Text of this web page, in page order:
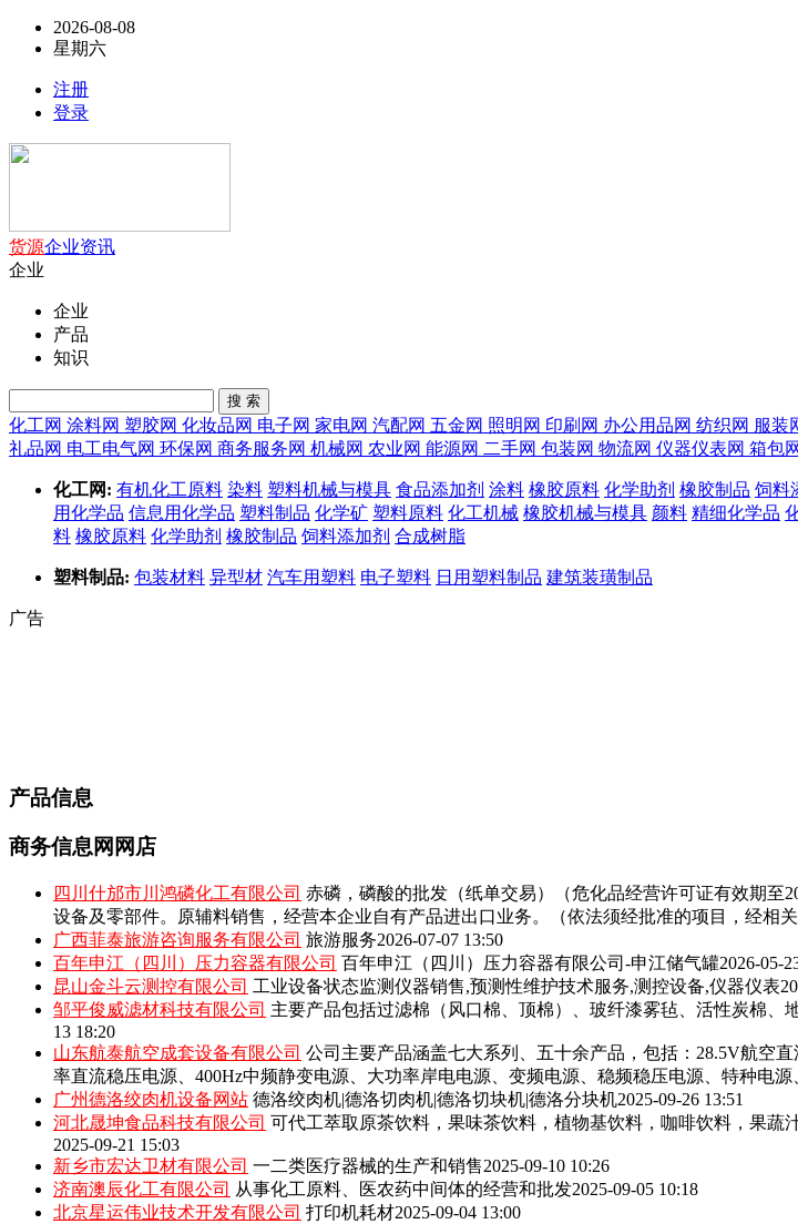
2026-08-08
星期六
注册
登录
货源企业资讯
企业
企业
产品
知识
搜 索
化工网 涂料网 塑胶网 化妆品网 电子网 家电网 汽配网 五金网 照明网 印刷网 办公用品网 纺织网 服装
礼品网 电工电气网 环保网 商务服务网 机械网 农业网 能源网 二手网 包装网 物流网 仪器仪表网 箱包网
化工网: 有机化工原料 染料 塑料机械与模具 食品添加剂 涂料 橡胶原料 化学助剂 橡胶制品 饲料
用化学品 信息用化学品 塑料制品 化学矿 塑料原料 化工机械 橡胶机械与模具 颜料 精细化学品
料 橡胶原料 化学助剂 橡胶制品 饲料添加剂 合成树脂
塑料制品: 包装材料 异型材 汽车用塑料 电子塑料 日用塑料制品 建筑装璜制品
广告
产品信息
商务信息网网店
四川什邡市川鸿磷化工有限公司 赤磷，磷酸的批发（纸单交易）（危化品经营许可证有效期至
设备及零部件。原辅料销售，经营本企业自有产品进出口业务。（依法须经批准的项目，经相
广西菲泰旅游咨询服务有限公司 旅游服务2026-07-07 13:50
百年申江（四川）压力容器有限公司 百年申江（四川）压力容器有限公司-申江储气罐2026-05-
昆山金斗云测控有限公司 工业设备状态监测仪器销售,预测性维护技术服务,测控设备,仪器仪表
邹平俊威滤材科技有限公司 主要产品包括‌过滤棉（风口棉、顶棉）、玻纤漆雾毡、活性炭棉、
13 18:20
山东航泰航空成套设备有限公司 公司主要产品涵盖七大系列、五十余产品，包括：28.5V航空
率直流稳压电源、400Hz中频静变电源、大功率岸电电源、变频电源、稳频稳压电源、特种电
广州德洛绞肉机设备网站 德洛绞肉机|德洛切肉机|德洛切块机|德洛分块机2025-09-26 13:51
河北晟坤食品科技有限公司 可代工萃取原茶饮料，果味茶饮料，植物基饮料，咖啡饮料，果
2025-09-21 15:03
新乡市宏达卫材有限公司 一二类医疗器械的生产和销售2025-09-10 10:26
济南澳辰化工有限公司 从事化工原料、医农药中间体的经营和批发2025-09-05 10:18
北京星运伟业技术开发有限公司 打印机耗材2025-09-04 13:00